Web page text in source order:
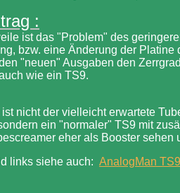
:
ist das "Problem" des
bzw. eine Änderung der
"neuen" Ausgaben den
wie ein TS9.
ist nicht der vielleicht erwartete
ein "normaler" TS9 mit
eher als Booster sehen
links siehe auch: AnalogMan